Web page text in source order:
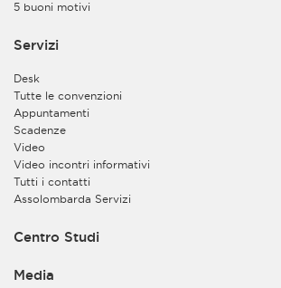
Lei potrà interrompere in qualsiasi
privacy@assolombarda.it
informazioni necessarie per l’esercizio dei
nel successivo paragrafo “Diritti degli
Il Titolare potrà inoltre trattare i Suoi dati
finalità di tutela e difesa dei propri diritti.
Contitolare Assolombarda Servizi S.p.A.
dei dati all’interno del CRM allo scopo di
5 buoni motivi
Servizi
Desk
Tutte le convenzioni
Appuntamenti
Scadenze
Video
Video incontri informativi
Tutti i contatti
Assolombarda Servizi
Centro Studi
Media